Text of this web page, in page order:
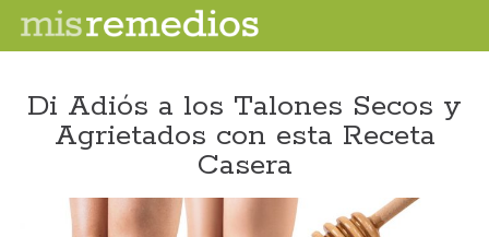
Di Adiós a los Talones Secos y
Agrietados con esta Receta
Casera